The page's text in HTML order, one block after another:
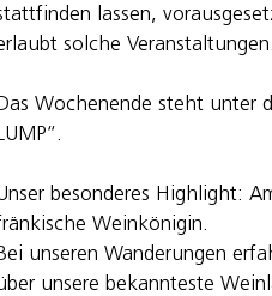
lassen,
solche Veranstaltungen.
Wochenende steht unter
besonderes Highlight:
Weinkönigin.
unseren Wanderungen
unsere bekannteste